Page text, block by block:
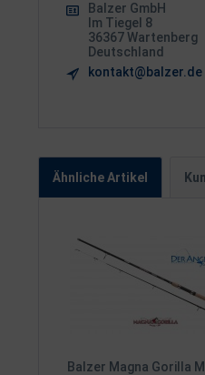
Balzer GmbH
Im Tiegel 8
36367 Wartenberg
Deutschland
kontakt@balzer.de
Ähnliche Artikel
Balzer Magna Gorilla